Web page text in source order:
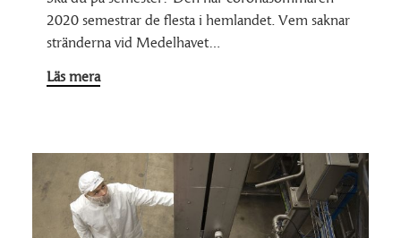
2020 semestrar de flesta i hemlandet. Vem saknar
stränderna vid Medelhavet…
Läs mera